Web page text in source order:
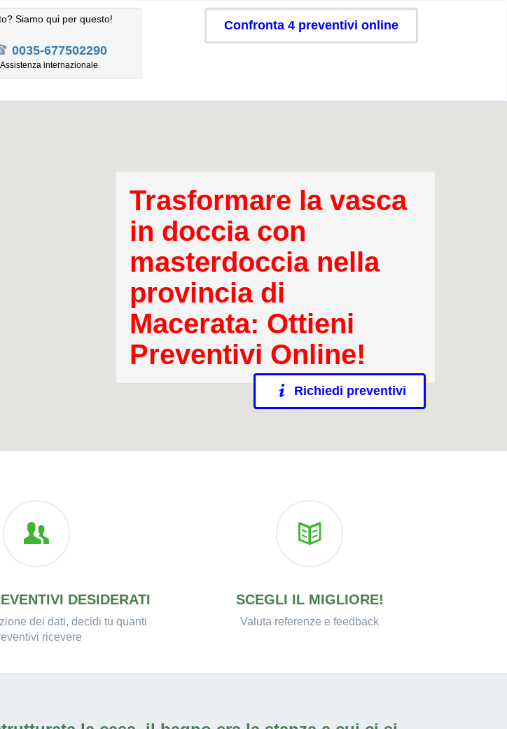
Siamo qui per questo!
0035-677502290
Assistenza internazionale
Confronta 4 preventivi online
Trasformare la vasca
in doccia con
masterdoccia nella
provincia di
Macerata: Ottieni
Preventivi Online!
Richiedi preventivi
DESIDERATI
dei dati, decidi tu quanti
ricevere
SCEGLI IL MIGLIORE!
Valuta referenze e feedback